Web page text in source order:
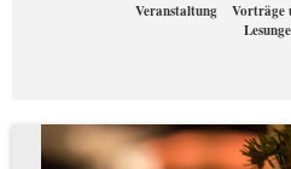
Veranstaltung
Vorträge